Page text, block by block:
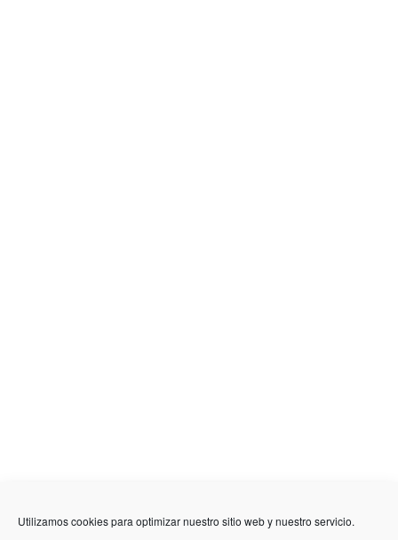
Utilizamos cookies para optimizar nuestro sitio web y nuestro servicio.
636 01 61 85 Fuente Palmera